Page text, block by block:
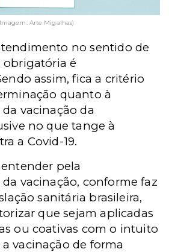
Arte Migalhas)
no sentido de
obrigatória é
assim, fica a critério
quanto à
vacinação da
no que tange à
a Covid-19.
pela
vacinação, conforme faz
sanitária brasileira,
que sejam aplicadas
ou coativas com o intuito
vacinação de forma